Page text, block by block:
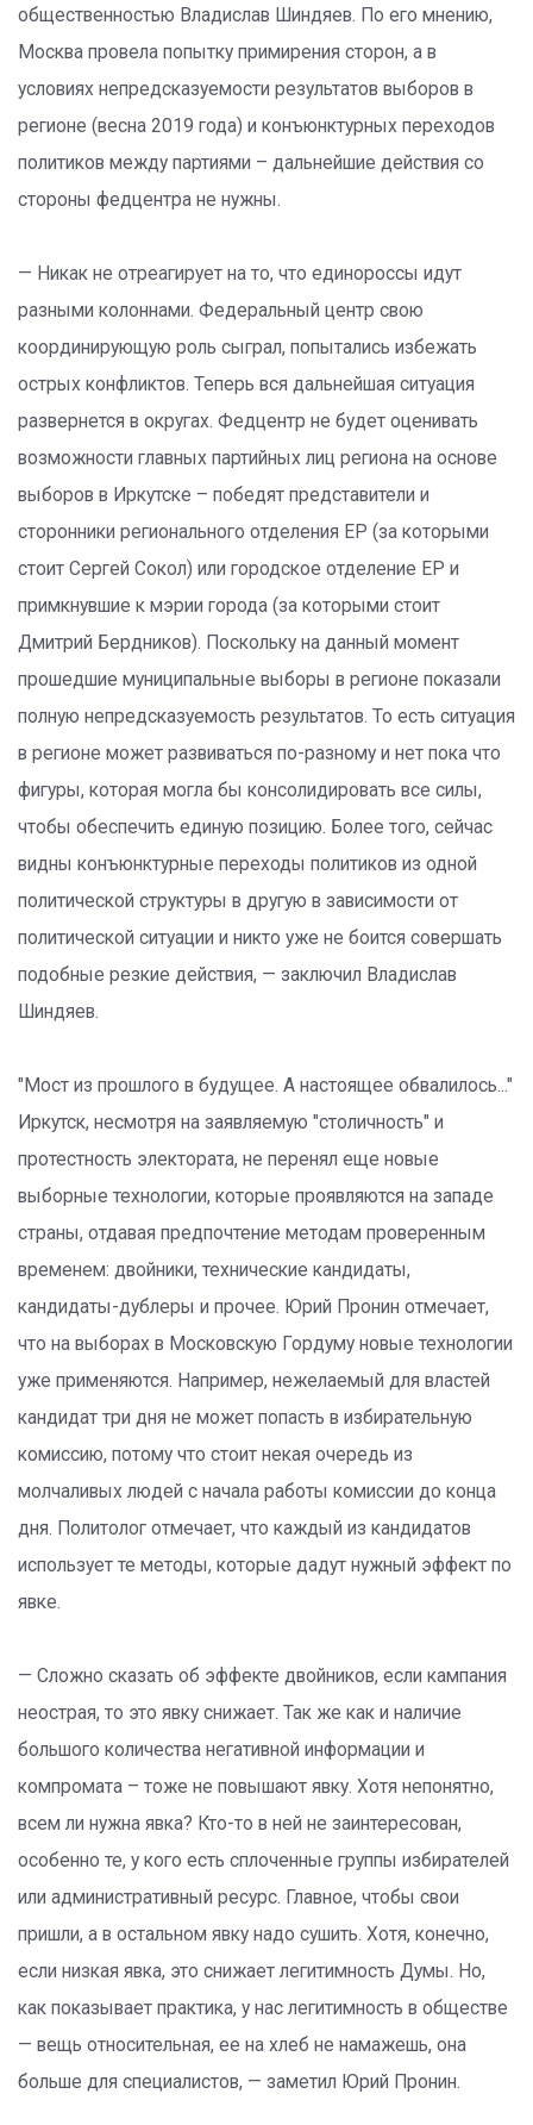
общественностью Владислав Шиндяев. По его мнению,
Москва провела попытку примирения сторон, а в
условиях непредсказуемости результатов выборов в
регионе (весна 2019 года) и конъюнктурных переходов
политиков между партиями – дальнейшие действия со
стороны федцентра не нужны.
— Никак не отреагирует на то, что единороссы идут
разными колоннами. Федеральный центр свою
координирующую роль сыграл, попытались избежать
острых конфликтов. Теперь вся дальнейшая ситуация
развернется в округах. Федцентр не будет оценивать
возможности главных партийных лиц региона на основе
выборов в Иркутске – победят представители и
сторонники регионального отделения ЕР (за которыми
стоит Сергей Сокол) или городское отделение ЕР и
примкнувшие к мэрии города (за которыми стоит
Дмитрий Бердников). Поскольку на данный момент
прошедшие муниципальные выборы в регионе показали
полную непредсказуемость результатов. То есть ситуация
в регионе может развиваться по-разному и нет пока что
фигуры, которая могла бы консолидировать все силы,
чтобы обеспечить единую позицию. Более того, сейчас
видны конъюнктурные переходы политиков из одной
политической структуры в другую в зависимости от
политической ситуации и никто уже не боится совершать
подобные резкие действия, — заключил Владислав
Шиндяев.
"Мост из прошлого в будущее. А настоящее обвалилось..."
Иркутск, несмотря на заявляемую "столичность" и
протестность электората, не перенял еще новые
выборные технологии, которые проявляются на западе
страны, отдавая предпочтение методам проверенным
временем: двойники, технические кандидаты,
кандидаты-дублеры и прочее. Юрий Пронин отмечает,
что на выборах в Московскую Гордуму новые технологии
уже применяются. Например, нежелаемый для властей
кандидат три дня не может попасть в избирательную
комиссию, потому что стоит некая очередь из
молчаливых людей с начала работы комиссии до конца
дня. Политолог отмечает, что каждый из кандидатов
использует те методы, которые дадут нужный эффект по
явке.
— Сложно сказать об эффекте двойников, если кампания
неострая, то это явку снижает. Так же как и наличие
большого количества негативной информации и
компромата – тоже не повышают явку. Хотя непонятно,
всем ли нужна явка? Кто-то в ней не заинтересован,
особенно те, у кого есть сплоченные группы избирателей
или административный ресурс. Главное, чтобы свои
пришли, а в остальном явку надо сушить. Хотя, конечно,
если низкая явка, это снижает легитимность Думы. Но,
как показывает практика, у нас легитимность в обществе
— вещь относительная, ее на хлеб не намажешь, она
больше для специалистов, — заметил Юрий Пронин.